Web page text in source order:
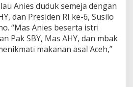
Anies duduk semeja dengan
dan Presiden RI ke-6, Susilo
“Mas Anies beserta istri
Pak SBY, Mas AHY, dan mbak
makanan asal Aceh,”